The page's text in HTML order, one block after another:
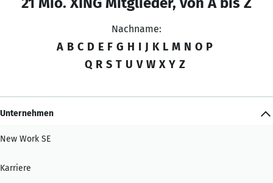
Nachname:
A B C D E F G H I J K L M N O P
Q R S T U V W X Y Z
Unternehmen
New Work SE
Karriere